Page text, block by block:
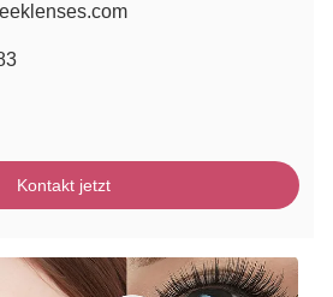
Kontakt jetzt